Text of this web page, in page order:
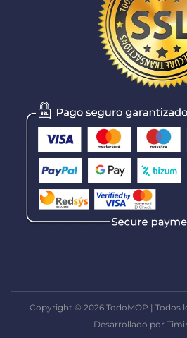
Copyright © 2026 TodoMOP | Todos
Desarrollado por